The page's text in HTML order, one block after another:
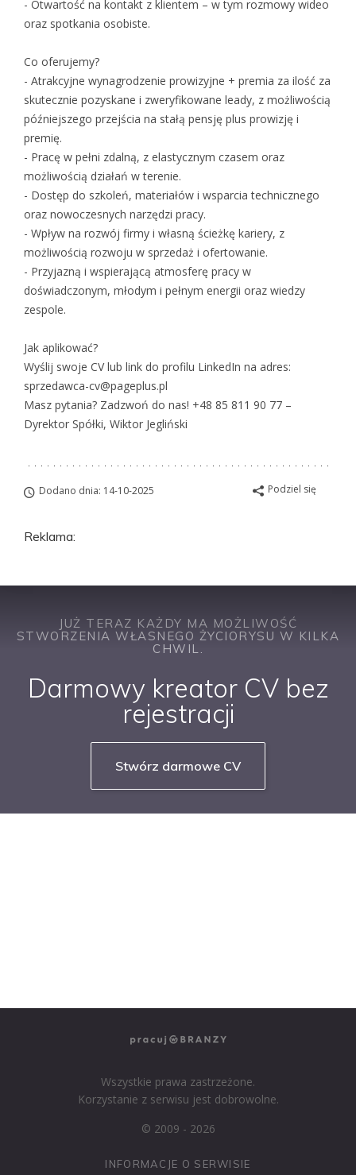
- Otwartość na kontakt z klientem – w tym rozmowy wideo
oraz spotkania osobiste.
Co oferujemy?
- Atrakcyjne wynagrodzenie prowizyjne + premia za ilość za
skutecznie pozyskane i zweryfikowane leady, z możliwością
późniejszego przejścia na stałą pensję plus prowizję i
premię.
- Pracę w pełni zdalną, z elastycznym czasem oraz
możliwością działań w terenie.
- Dostęp do szkoleń, materiałów i wsparcia technicznego
oraz nowoczesnych narzędzi pracy.
- Wpływ na rozwój firmy i własną ścieżkę kariery, z
możliwością rozwoju w sprzedaż i ofertowanie.
- Przyjazną i wspierającą atmosferę pracy w
doświadczonym, młodym i pełnym energii oraz wiedzy
zespole.
Jak aplikować?
Wyślij swoje CV lub link do profilu LinkedIn na adres:
sprzedawca-cv@pageplus.pl
Masz pytania? Zadzwoń do nas! +48 85 811 90 77 –
Dyrektor Spółki, Wiktor Jegliński
Dodano dnia: 14-10-2025 Podziel się
Reklama:
JUŻ TERAZ KAŻDY MA MOŻLIWOŚĆ
STWORZENIA WŁASNEGO ŻYCIORYSU W KILKA
CHWIL.
Darmowy kreator CV bez
rejestracji
Stwórz darmowe CV
Wszystkie prawa zastrzeżone.
Korzystanie z serwisu jest dobrowolne.
© 2009 - 2026
INFORMACJE O SERWISIE